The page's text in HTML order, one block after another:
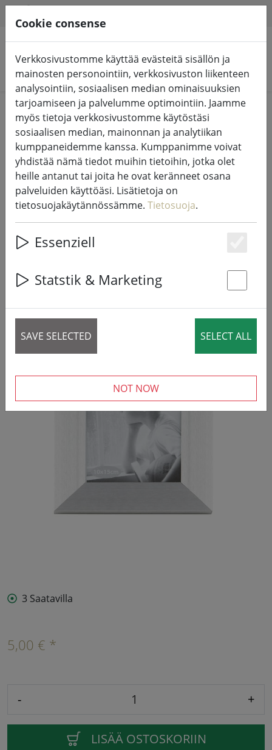
Hae tuotteita
Home Living Kodin tarvikkeet
KJ Collection kuvakehys
alumiini/lasi 15 x 10cm
3 Saatavilla
5,00 € *
- +
LISÄÄ OSTOSKORIIN
Cookie consense
Verkkosivustomme käyttää evästeitä sisällön ja
mainosten personointiin, verkkosivuston liikenteen
analysointiin, sosiaalisen median ominaisuuksien
tarjoamiseen ja palvelumme optimointiin. Jaamme
myös tietoja verkkosivustomme käytöstäsi
sosiaalisen median, mainonnan ja analytiikan
kumppaneidemme kanssa. Kumppanimme voivat
yhdistää nämä tiedot muihin tietoihin, jotka olet
heille antanut tai joita he ovat keränneet osana
palveluiden käyttöäsi. Lisätietoja on
tietosuojakäytännössämme. Tietosuoja.
Essenziell
Statstik & Marketing
SAVE SELECTED SELECT ALL
NOT NOW